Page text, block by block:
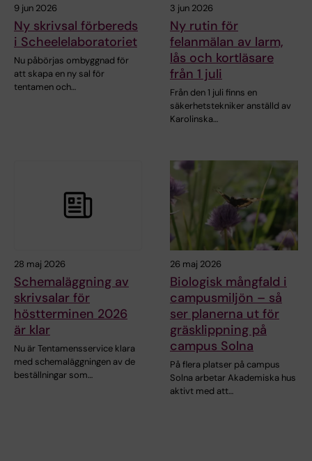
9 jun 2026
Ny skrivsal förbereds
i Scheelelaboratoriet
Nu påbörjas ombyggnad för
att skapa en ny sal för
tentamen och…
3 jun 2026
Ny rutin för
felanmälan av larm,
lås och kortläsare
från 1 juli
Från den 1 juli finns en
säkerhetstekniker anställd av
Karolinska…
28 maj 2026
Schemaläggning av
skrivsalar för
höstterminen 2026
är klar
Nu är Tentamensservice klara
med schemaläggningen av de
beställningar som…
26 maj 2026
Biologisk mångfald i
campusmiljön – så
ser planerna ut för
gräsklippning på
campus Solna
På flera platser på campus
Solna arbetar Akademiska hus
aktivt med att…